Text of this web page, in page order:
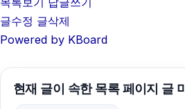
글수정 글삭제
Powered by KBoard
현재 글이 속한 목록 페이지 글